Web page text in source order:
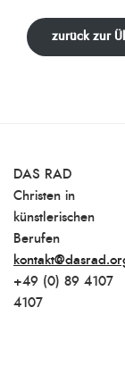
zurück zur
DAS RAD
Christen in
künstlerischen
Berufen
+49 (0) 89 4107
4107